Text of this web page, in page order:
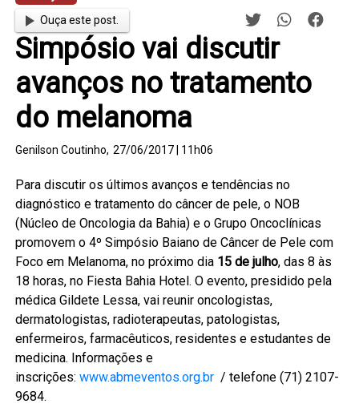
Ouça este post.
Simpósio vai discutir
avanços no tratamento
do melanoma
Genilson Coutinho, 27/06/2017 | 11h06
Para discutir os últimos avanços e tendências no
diagnóstico e tratamento do câncer de pele, o NOB
(Núcleo de Oncologia da Bahia) e o Grupo Oncoclínicas
promovem o 4º Simpósio Baiano de Câncer de Pele com
Foco em Melanoma, no próximo dia 15 de julho, das 8 às
18 horas, no Fiesta Bahia Hotel. O evento, presidido pela
médica Gildete Lessa, vai reunir oncologistas,
dermatologistas, radioterapeutas, patologistas,
enfermeiros, farmacêuticos, residentes e estudantes de
medicina. Informações e
inscrições:www.abmeventos.org.br / telefone (71) 2107-
9684.